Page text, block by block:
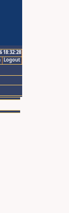
18:32:28
Logout